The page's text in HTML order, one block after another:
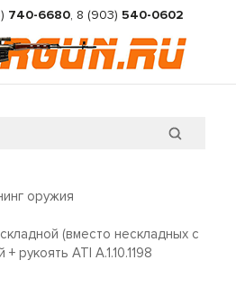
740-6680, 8 (903) 540-0602
оружия
(вместо нескладных с
рукоять ATI A.1.10.1198